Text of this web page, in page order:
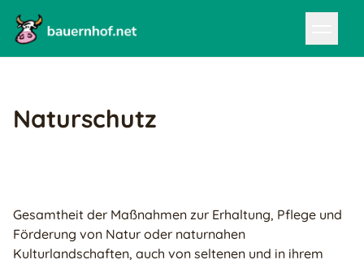
Naturschutz
Gesamtheit der Maßnahmen zur Erhaltung, Pflege und
Förderung von Natur oder naturnahen
Kulturlandschaften, auch von seltenen und in ihrem